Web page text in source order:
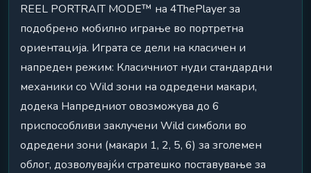
REEL PORTRAIT MODE™ на 4ThePlayer за
подобрено мобилно играње во портретна
ориентација. Играта се дели на класичен и
напреден режим: Класичниот нуди стандардни
механики со Wild зони на одредени макари,
додека Напредниот овозможува до 6
приспособливи заклучени Wild симболи во
одредени зони (макари 1, 2, 5, 6) за зголемен
облог, дозволувајќи стратешко поставување за